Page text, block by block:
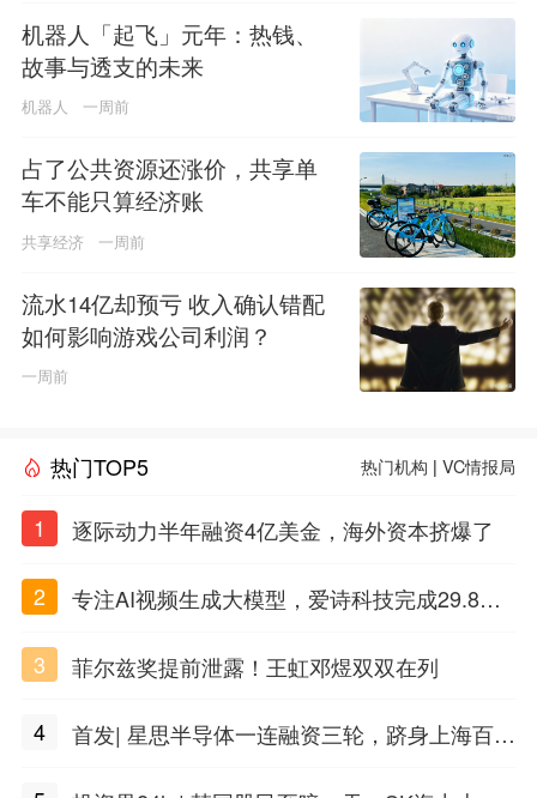
机器人「起飞」元年：热钱、
故事与透支的未来
机器人 一周前
占了公共资源还涨价，共享单
车不能只算经济账
共享经济 一周前
流水14亿却预亏 收入确认错配
如何影响游戏公司利润？
一周前
热门TOP5 热门机构 |VC情报局
1 逐际动力半年融资4亿美金，海外资本挤爆了
2
专注AI视频生成大模型，爱诗科技完成29.8亿
3
菲尔兹奖提前泄露！王虹邓煜双双在列
4
首发| 星思半导体一连融资三轮，跻身上海百亿